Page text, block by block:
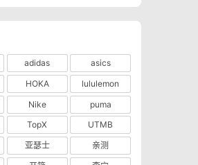
adidas
asics
HOKA
lululemon
Nike
puma
TopX
UTMB
亚瑟士
亲测